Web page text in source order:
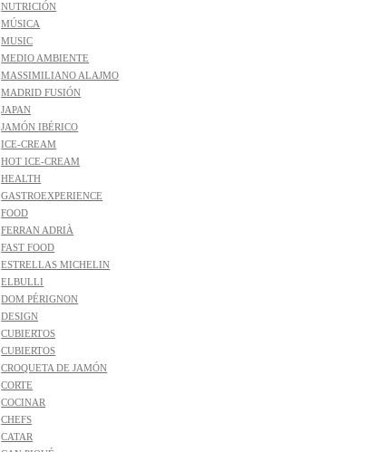
NUTRICIÓN
MÚSICA
MUSIC
MEDIO AMBIENTE
MASSIMILIANO ALAJMO
MADRID FUSIÓN
JAPAN
JAMÓN IBÉRICO
ICE-CREAM
HOT ICE-CREAM
HEALTH
GASTROEXPERIENCE
FOOD
FERRAN ADRIÀ
FAST FOOD
ESTRELLAS MICHELIN
ELBULLI
DOM PÉRIGNON
DESIGN
CUBIERTOS
CUBIERTOS
CROQUETA DE JAMÓN
CORTE
COCINAR
CHEFS
CATAR